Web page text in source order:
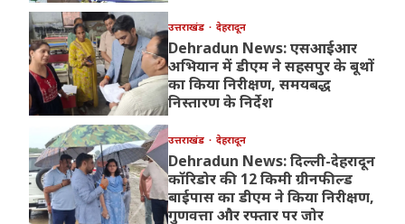
उत्तराखंड देहरादून
Dehradun News: एसआईआर
अभियान में डीएम ने सहसपुर के बूथों
का किया निरीक्षण, समयबद्ध
निस्तारण के निर्देश
उत्तराखंड देहरादून
Dehradun News: दिल्ली-देहरादून
कॉरिडोर की 12 किमी ग्रीनफील्ड
बाईपास का डीएम ने किया निरीक्षण,
गुणवत्ता और रफ्तार पर जोर